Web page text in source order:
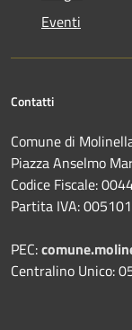
Eventi
Contatti
Comune di
Piazza Anselmo
Codice Fiscale:
Partita IVA:
PEC:
Centralino Unico: